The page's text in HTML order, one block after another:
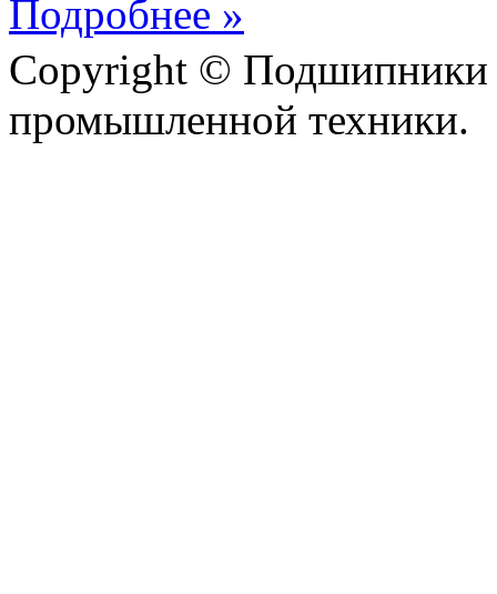
Подробнее »
Copyright © Подшипники
промышленной техники.